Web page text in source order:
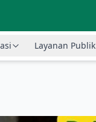
Layanan Publik